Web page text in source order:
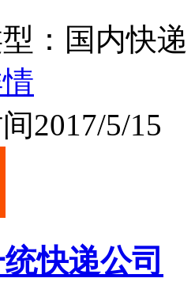
：国内快递
2017/5/15
快递公司